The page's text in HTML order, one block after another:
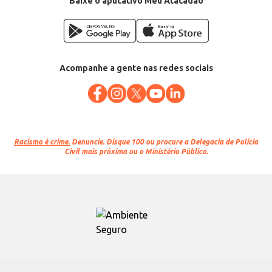
Acompanhe a gente nas redes sociais
Racismo é crime. Denuncie. Disque 100 ou procure a Delegacia de Polícia
Civil mais próxima ou o Ministério Público.